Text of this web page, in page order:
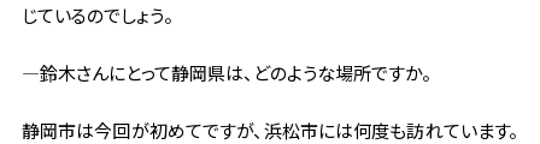
じているのでしょう。
―鈴木さんにとって静岡県は、どのような場所ですか。
静岡市は今回が初めてですが、浜松市には何度も訪れています。